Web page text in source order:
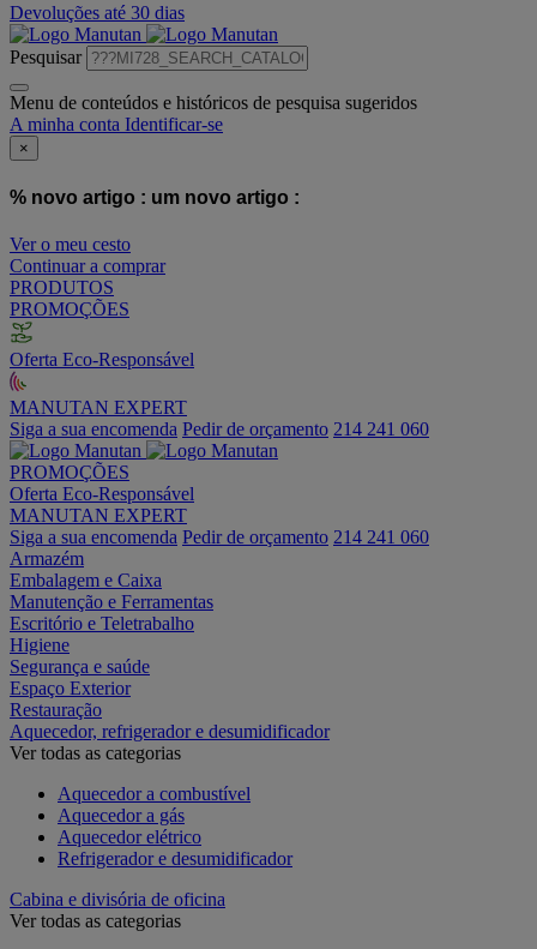
Devoluções até 30 dias
Pesquisar
Menu de conteúdos e históricos de pesquisa sugeridos
A minha conta Identificar-se
×
% novo artigo : um novo artigo :
Ver o meu cesto
Continuar a comprar
PRODUTOS
PROMOÇÕES
Oferta Eco-Responsável
MANUTAN EXPERT
Siga a sua encomenda Pedir de orçamento 214 241 060
PROMOÇÕES
Oferta Eco-Responsável
MANUTAN EXPERT
Siga a sua encomenda Pedir de orçamento 214 241 060
Armazém
Embalagem e Caixa
Manutenção e Ferramentas
Escritório e Teletrabalho
Higiene
Segurança e saúde
Espaço Exterior
Restauração
Aquecedor, refrigerador e desumidificador
Ver todas as categorias
Aquecedor a combustível
Aquecedor a gás
Aquecedor elétrico
Refrigerador e desumidificador
Cabina e divisória de oficina
Ver todas as categorias